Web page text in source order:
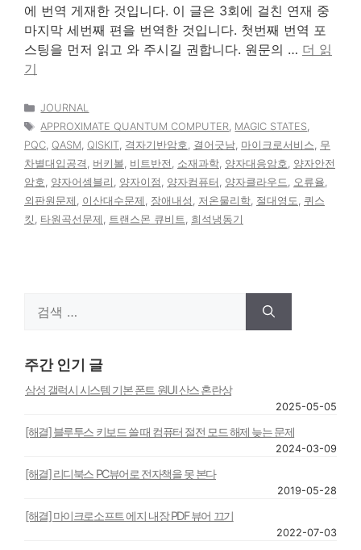
에 번역 게재한 것입니다. 이 글은 3회에 걸친 연재 중
마지막 세번째 편을 번역한 것입니다. 첫번째 번역 포
스팅을 먼저 읽고 와 주시길 권합니다. 원문의 … 더 읽
기
카
테
리
JOURNAL
태
그
APPROXIMATE QUANTUM COMPUTER, MAGIC STATES,
PQC, QASM, QISKIT, 격자기반암호, 결어긋남, 마이크로서비스, 무
차별대입공격 , 버키볼, 비트반전 , 소재과학, 양자대응암호, 양자안전
암호, 양자어셈블리 , 양자이점 , 양자컴퓨터 , 양자클라우드, 오류율,
외판원문제 , 이산대수문제 , 장애내성 , 저온물리학, 절대영도, 퀴스
킷 , 타원곡선문제 , 트랜스몬 큐비트, 희석냉동기
주간 인기 글
삼성 갤럭시 시스템 기본 폰트 원UI 산스 혼란상
2025-05-05
[해결] 블루투스 키보드 쓸 때 컴퓨터 절전 모드 해제 늦는 문제
2024-03-09
[해결] 리디북스 PC뷰어로 전자책을 못 본다
2019-05-28
[해결] 마이크로소프트 에지 내장 PDF 뷰어 끄기
2022-07-03